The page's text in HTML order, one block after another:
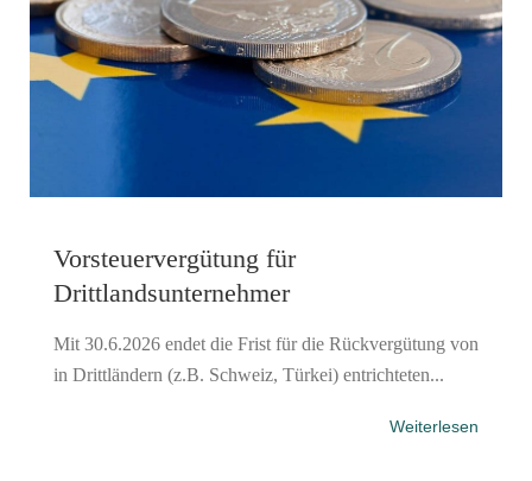
Vorsteuervergütung für
Drittlandsunternehmer
Mit 30.6.2026 endet die Frist für die Rückvergütung von
in Drittländern (z.B. Schweiz, Türkei) entrichteten...
Weiterlesen